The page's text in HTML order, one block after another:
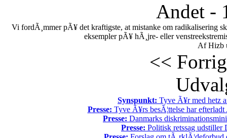
Andet -
Vi fordÃ¸mmer pÃ¥ det kraftigste, at mistanke om radikalisering
eksempler pÃ¥ hÃ¸jre- eller
Af Hizb
<<
Synspunkt: Tyve Ã¥r med hetz
Presse: Tyve Ã¥rs besÃ¦ttelse har
Presse: Danmarks
Presse: Politisk retssag udstiller